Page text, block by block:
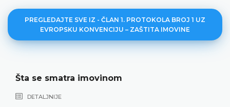
PREGLEDAJTE SVE IZ - ČLAN 1. PROTOKOLA BROJ 1 UZ
EVROPSKU KONVENCIJU – ZAŠTITA IMOVINE
Šta se smatra imovinom
DETALJNIJE